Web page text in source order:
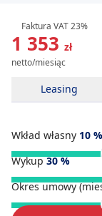
1 353 zł
netto/miesiąc
Faktura VAT 23%
Leasing
Wkład własny 10 %
Wykup30%
Okres umowy